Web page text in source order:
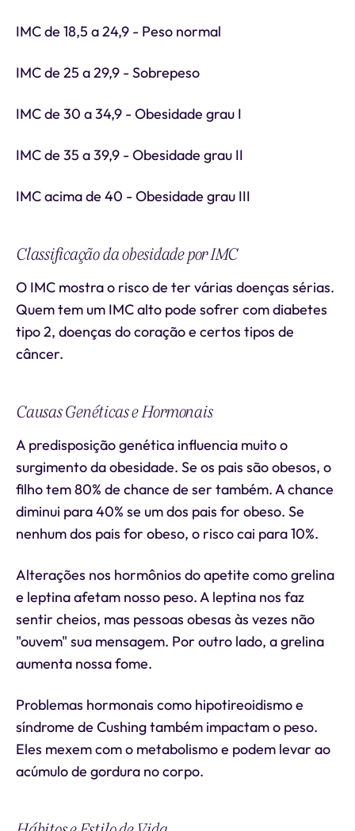
IMC de 18,5 a 24,9 - Peso normal
IMC de 25 a 29,9 - Sobrepeso
IMC de 30 a 34,9 - Obesidade grau I
IMC de 35 a 39,9 - Obesidade grau II
IMC acima de 40 - Obesidade grau III
Classificação da obesidade por IMC
O IMC mostra o risco de ter várias doenças sérias.
Quem tem um IMC alto pode sofrer com diabetes
tipo 2, doenças do coração e certos tipos de
câncer.
Causas Genéticas e Hormonais
A predisposição genética influencia muito o
surgimento da obesidade. Se os pais são obesos, o
filho tem 80% de chance de ser também. A chance
diminui para 40% se um dos pais for obeso. Se
nenhum dos pais for obeso, o risco cai para 10%.
Alterações nos hormônios do apetite como grelina
e leptina afetam nosso peso. A leptina nos faz
sentir cheios, mas pessoas obesas às vezes não
"ouvem" sua mensagem. Por outro lado, a grelina
aumenta nossa fome.
Problemas hormonais como hipotireoidismo e
síndrome de Cushing também impactam o peso.
Eles mexem com o metabolismo e podem levar ao
acúmulo de gordura no corpo.